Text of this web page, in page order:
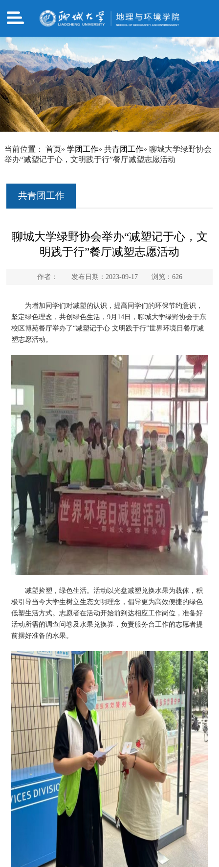
当前位置： 首页» 学团工作» 共青团工作» 聊城大学绿野协会
举办“减塑记于心，文明践于行”餐厅减塑志愿活动
共青团工作
聊城大学绿野协会举办“减塑记于心，文
明践于行”餐厅减塑志愿活动
作者： 发布日期：2023-09-17 浏览： 626
为增加同学们对减塑的认识，提高同学们的环保节约意识，
坚定绿色理念，共创绿色生活，9月14日，聊城大学绿野协会于东
校区博苑餐厅举办了“减塑记于心 文明践于行”世界环境日餐厅减
塑志愿活动。
减塑捡塑，绿色生活。活动以光盘减塑兑换水果为载体，积
极引导当今大学生树立生态文明理念，倡导更为高效便捷的绿色
低塑生活方式。志愿者在活动开始前到达相应工作岗位，准备好
活动所需的调查问卷及水果兑换券，负责服务台工作的志愿者提
前摆好准备的水果。